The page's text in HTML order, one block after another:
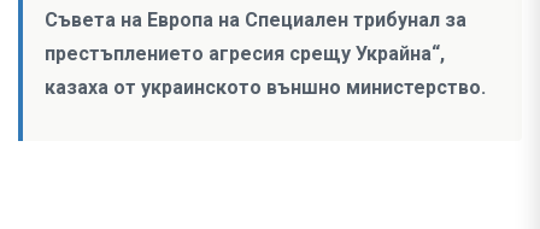
Съвета на Европа на Специален трибунал за
престъплението агресия срещу Украйна“,
казаха от украинското външно министерство.